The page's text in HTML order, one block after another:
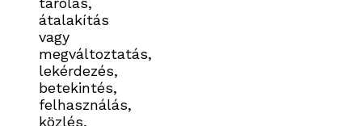
átalakítás
vagy
megváltoztatás,
lekérdezés,
betekintés,
felhasználás,
közlés,